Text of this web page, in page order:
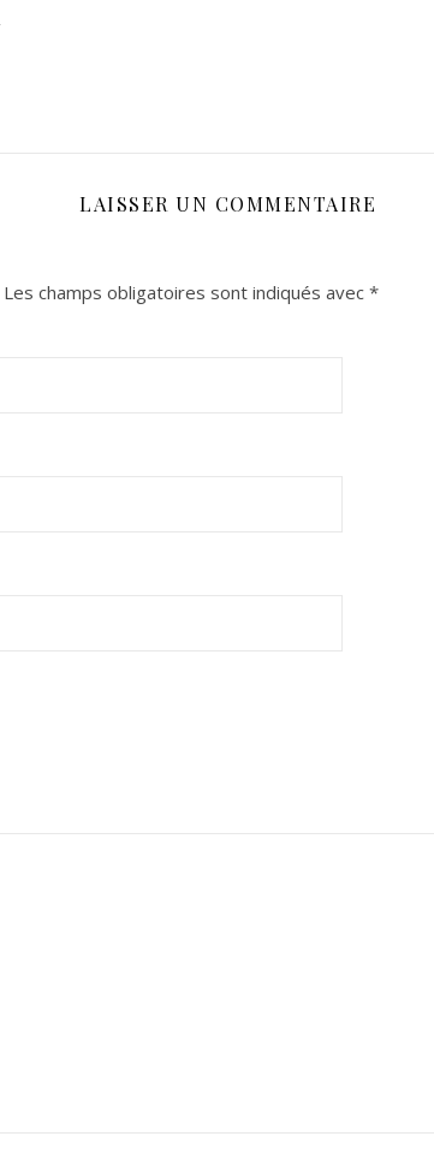
LAISSER UN COMMENTAIRE
Les champs obligatoires sont indiqués avec *